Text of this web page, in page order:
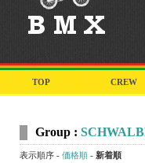
TOP CREW
Group :
表示順序 - 価格順 - 新着順